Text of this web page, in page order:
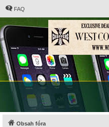
FAQ
Obsah fóra